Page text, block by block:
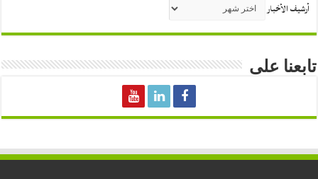
أرشيف الأخبار
تابعنا على